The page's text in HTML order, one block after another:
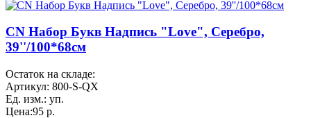
CN Набор Букв Надпись "Love", Серебро,
39''/100*68см
Остаток на складе:
Артикул: 800-S-QX
Ед. изм.: уп.
Цена:95 р.